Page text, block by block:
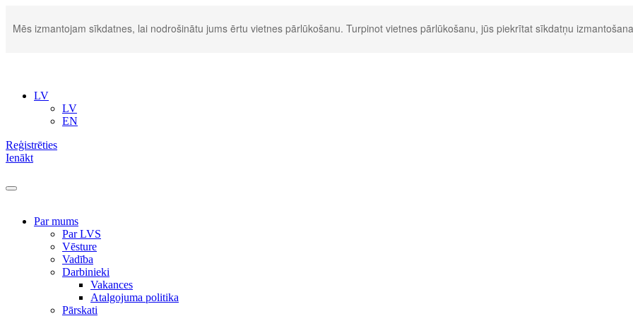
Mēs izmantojam sīkdatnes, lai nodrošinātu jums ērtu vietnes pārlūkošanu. Turpinot vietnes pārlūkošanu, jūs piekrītat sīkdatņu
LV
LV
EN
Reģistrēties
Ienākt
Par mums
Par LVS
Vēsture
Vadība
Darbinieki
Vakances
Atalgojuma politika
Pārskati